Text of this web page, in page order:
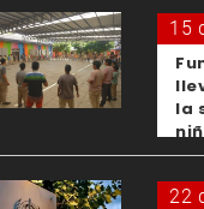
15
la
22